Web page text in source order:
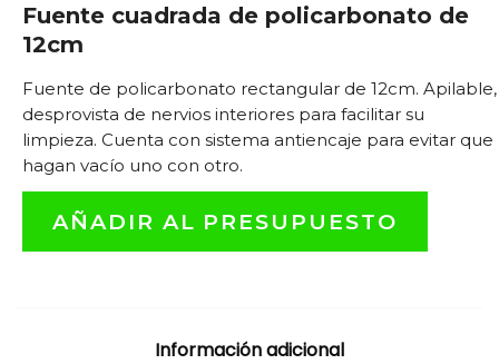
Fuente cuadrada de policarbonato de
12cm
Fuente de policarbonato rectangular de 12cm. Apilable,
desprovista de nervios interiores para facilitar su
limpieza. Cuenta con sistema antiencaje para evitar que
hagan vacío uno con otro.
AÑADIR AL PRESUPUESTO
Información adicional